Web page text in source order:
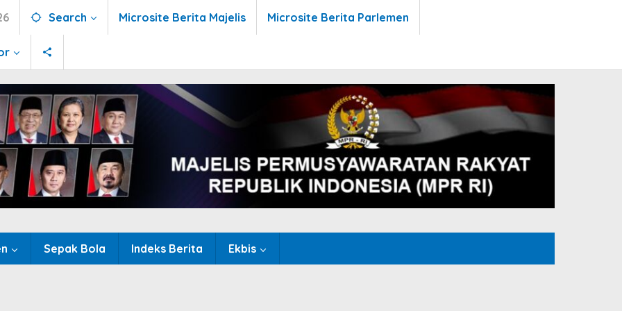
Search Microsite Berita Majelis Microsite Berita Parlemen
Sepak Bola Indeks Berita Ekbis